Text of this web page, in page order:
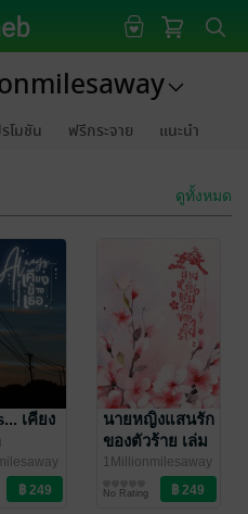
โมชัน ฟรีกระจาย แนะนำ
ดูทั้งหมด
เคียง
1Millionmilesaway
ยรุ่น
นายหญิงแสนรัก
ของตัวร้าย เล่ม
2 (จบ)
1Millionmilesaway
MACARONI/
นิยายรักจีนโบราณ
No Rating